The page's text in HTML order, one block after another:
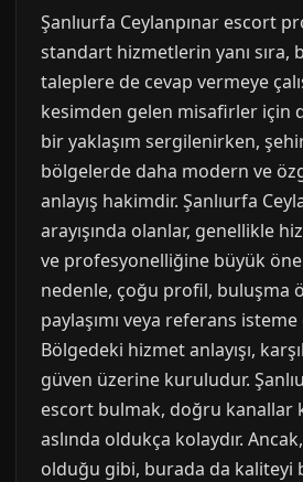
Şanlıurfa Ceylanpınar escort
standart hizmetlerin yanı sıra,
taleplere de cevap vermeye
kesimden gelen misafirler için
bir yaklaşım sergilenirken,
bölgelerde daha modern ve
anlayış hakimdir. Şanlıurfa
arayışında olanlar, genellikle
ve profesyonelliğine büyük
nedenle, çoğu profil, buluşma
paylaşımı veya referans
Bölgedeki hizmet anlayışı,
güven üzerine kuruludur.
escort bulmak, doğru kanallar
aslında oldukça kolaydır.
olduğu gibi, burada da kaliteyi